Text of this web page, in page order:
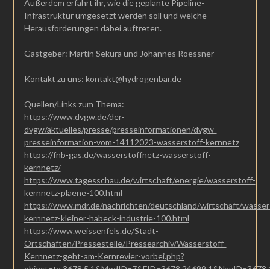
Außerdem erfahrt ihr, wie die geplante Pipeline-
Infrastruktur umgesetzt werden soll und welche
Herausforderungen dabei auftreten.
Gastgeber: Martin Sekura und Johannes Roessner
Kontakt zu uns: kontakt@hydrogenbar.de
Quellen/Links zum Thema:
https://www.dvgw.de/der-
dvgw/aktuelles/presse/presseinformationen/dvgw-
presseinformation-vom-14112023-wasserstoff-kernnetz
https://fnb-gas.de/wasserstoffnetz-wasserstoff-
kernnetz/
https://www.tagesschau.de/wirtschaft/energie/wasserstoff-
kernnetz-plaene-100.html
https://www.mdr.de/nachrichten/deutschland/wirtschaft/
kernnetz-kleiner-habeck-industrie-100.html
https://www.weissenfels.de/Stadt-
Ortschaften/Pressestelle/Pressearchiv/Wasserstoff-
Kernnetz-geht-am-Kernrevier-vorbei.php?